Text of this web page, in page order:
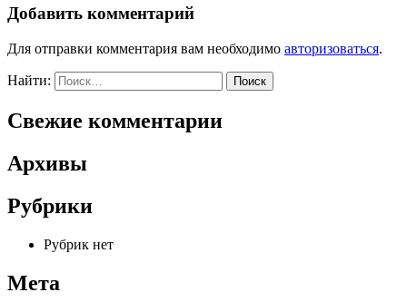
Добавить комментарий
Для отправки комментария вам необходимо авторизоваться.
Найти:
Свежие комментарии
Архивы
Рубрики
Рубрик нет
Мета